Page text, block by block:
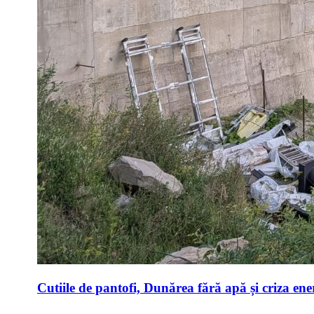
Cutiile de pantofi, Dunărea fără apă și criza